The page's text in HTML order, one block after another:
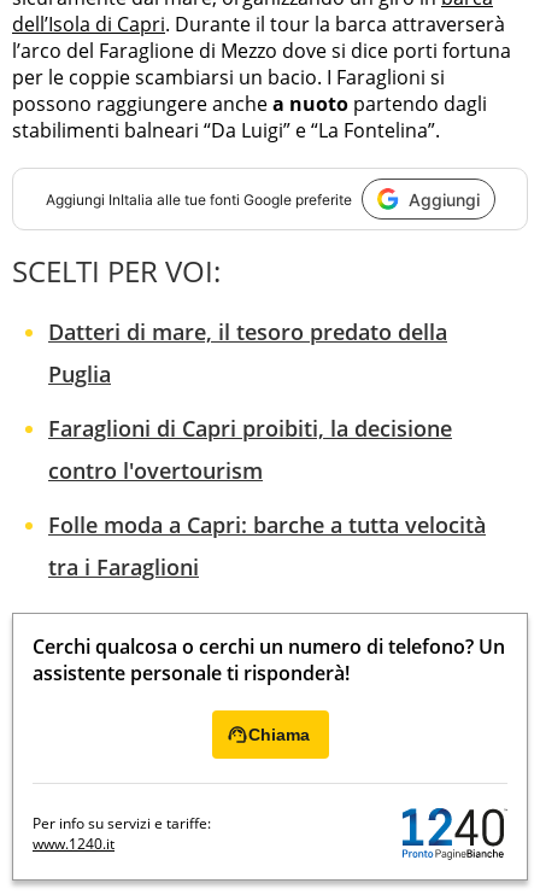
dell’Isola di Capri. Durante il tour la barca attraverserà
l’arco del Faraglione di Mezzo dove si dice porti fortuna
per le coppie scambiarsi un bacio. I Faraglioni si
possono raggiungere anchea nuoto partendo dagli
stabilimenti balneari “Da Luigi” e “La Fontelina”.
Aggiungi InItalia alle tue fonti Google preferite Aggiungi
SCELTI PER VOI:
Datteri di mare, il tesoro predato della
Puglia
Faraglioni di Capri proibiti, la decisione
contro l'overtourism
Folle moda a Capri: barche a tutta velocità
tra i Faraglioni
Cerchi qualcosa o cerchi un numero di telefono? Un
assistente personale ti risponderà!
Chiama
Per info su servizi e tariffe:
www.1240.it